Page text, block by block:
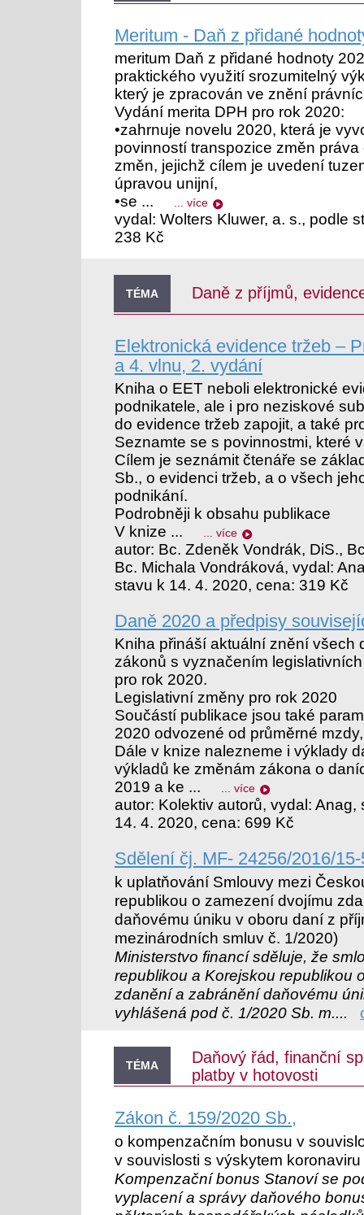
Meritum - Daň z přidané
meritum Daň z přidané hodnoty
praktického využití srozumitelný
který je zpracován ve znění
Vydání merita DPH pro rok 2020:
•zahrnuje novelu 2020, která je
povinností transpozice změn
změn, jejichž cílem je uvedení
úpravou unijní,
•se ...
... více
vydal: Wolters Kluwer, a. s., podle
238 Kč
TÉMA Daně z příjmů,
Elektronická evidence tržeb –
a 4. vlnu, 2. vydání
Kniha o EET neboli elektronické
podnikatele, ale i pro neziskové
do evidence tržeb zapojit, a také
Seznamte se s povinnostmi, které
Cílem je seznámit čtenáře se
Sb., o evidenci tržeb, a o všech
podnikání.
Podrobněji k obsahu publikace
V knize ...
... více
autor: Bc. Zdeněk Vondrák, DiS.,
Bc. Michala Vondráková, vydal:
stavu k 14. 4. 2020, cena: 319 Kč
Daně 2020 a předpisy
Kniha přináší aktuální znění všech
zákonů s vyznačením
pro rok 2020.
Legislativní změny pro rok 2020
Součástí publikace jsou také
2020 odvozené od průměrné
Dále v knize nalezneme i výklady
výkladů ke změnám zákona o
2019 a ke ...
... více
autor: Kolektiv autorů, vydal: Anag,
14. 4. 2020, cena: 699 Kč
Sdělení čj. MF- 24256/2016/
k uplatňování Smlouvy mezi
republikou o zamezení dvojímu
daňovému úniku v oboru daní z
mezinárodních smluv č. 1/2020)
Ministerstvo financí sděluje, že
republikou a Korejskou republikou
zdanění a zabránění daňovému
vyhlášená pod č. 1/2020 Sb. m....
TÉMA
Daňový řád, finanční
platby v hotovosti
Zákon č. 159/2020 Sb.,
o kompenzačním bonusu v
v souvislosti s výskytem
Kompenzační bonus Stanoví se
vyplacení a správy daňového